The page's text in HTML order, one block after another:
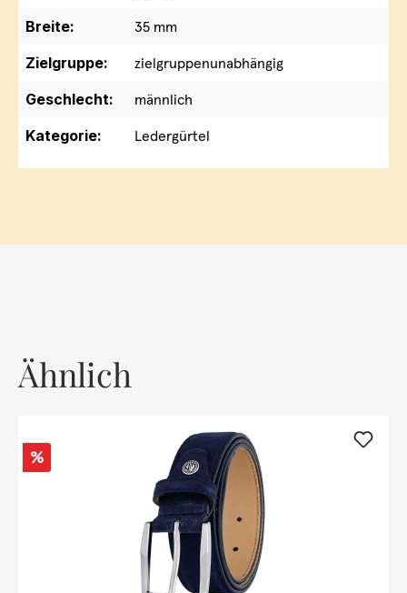
Breite:
35 mm
Zielgruppe:
zielgruppenunabhängig
Geschlecht:
männlich
Kategorie:
Ledergürtel
Ähnlich
Rabatt
%